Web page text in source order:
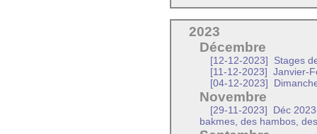
2023
Décembre
[12-12-2023]
Stages
[11-12-2023]
Janvier-
[04-12-2023]
Novembre
[29-11-2023]
Déc
bakmes, des hambos,